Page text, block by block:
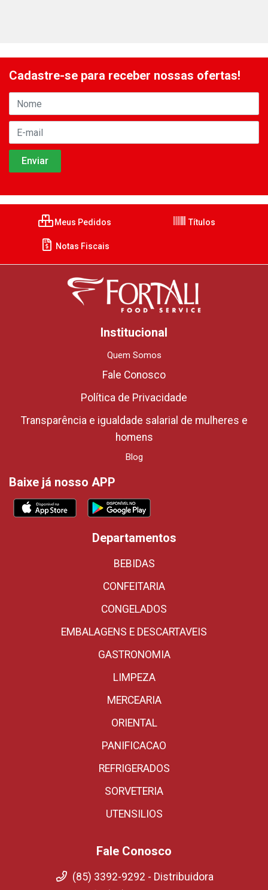
Cadastre-se para receber nossas ofertas!
Meus Pedidos Títulos
Notas Fiscais
Institucional
Quem Somos
Fale Conosco
Política de Privacidade
Transparência e igualdade salarial de mulheres e
homens
Blog
Baixe já nosso APP
Departamentos
BEBIDAS
CONFEITARIA
CONGELADOS
EMBALAGENS E DESCARTAVEIS
GASTRONOMIA
LIMPEZA
MERCEARIA
ORIENTAL
PANIFICACAO
REFRIGERADOS
SORVETERIA
UTENSILIOS
Fale Conosco
(85) 3392-9292 - Distribuidora